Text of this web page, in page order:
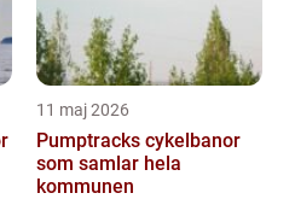
11 maj 2026
Pumptracks cykelbanor
som samlar hela
kommunen